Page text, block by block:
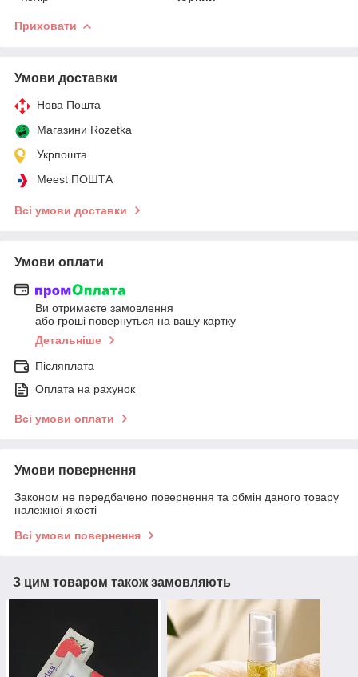
Приховати
Умови доставки
Нова Пошта
Магазини Rozetka
Укрпошта
Meest ПОШТА
Всі умови доставки
Умови оплати
Ви отримаєте замовлення
або гроші повернуться на вашу картку
Детальніше
Післяплата
Оплата на рахунок
Всі умови оплати
Умови повернення
Законом не передбачено повернення та обмін даного товару
належної якості
Всі умови повернення
З цим товаром також замовляють